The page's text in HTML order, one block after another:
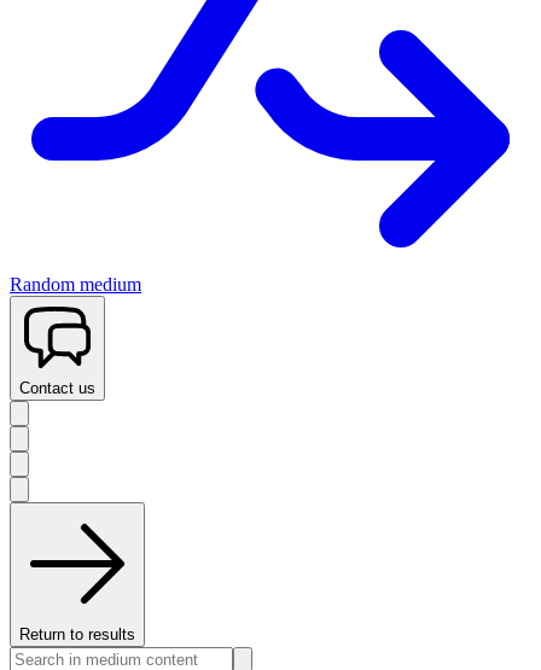
Random medium
Contact us
Return to results